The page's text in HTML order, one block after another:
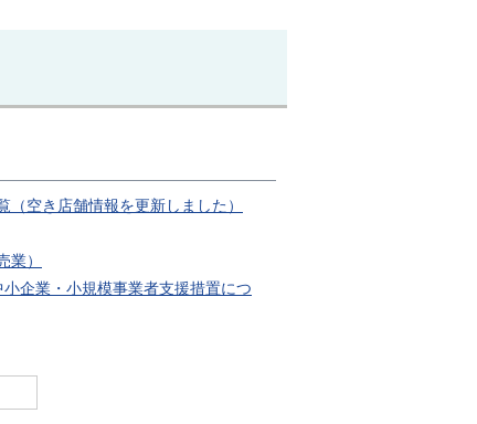
空き店舗情報を更新しました）
）
企業・小規模事業者支援措置につ